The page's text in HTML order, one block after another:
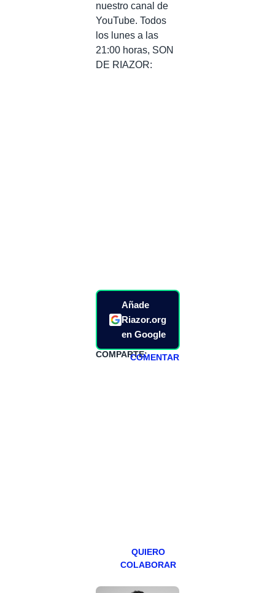
nuestro canal de
YouTube. Todos
los lunes a las
21:00 horas, SON
DE RIAZOR:
Añade
Riazor.org
en Google
COMPARTE:COMENTAR
QUIERO
COLABORAR